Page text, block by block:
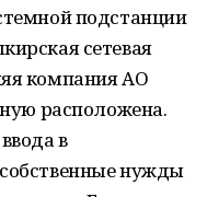
подстанции
сетевая
компания АО
расположена.
в
нужды